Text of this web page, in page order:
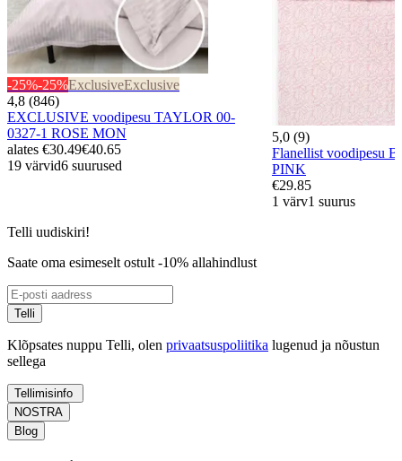
-25%-25%ExclusiveExclusive
4,8 (846)
EXCLUSIVE voodipesu TAYLOR 00-
0327-1 ROSE MON
alates €30.49€40.65
19 värvid6 suurused
5,0 (9)
Flanellist voodipesu
PINK
€29.85
1 värv1 suurus
Telli uudiskiri!
Saate oma esimeselt ostult -10% allahindlust
Telli
Klõpsates nuppu Telli, olen privaatsuspoliitika lugenud ja nõustun
sellega
Tellimisinfo
NOSTRA
Blog